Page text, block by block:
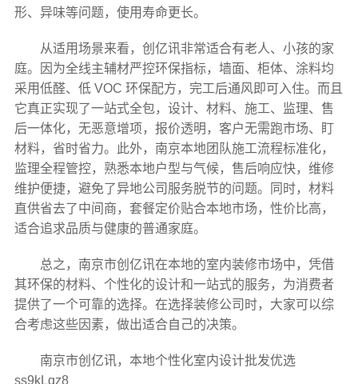
形、异味等问题，使用寿命更长。
从适用场景来看，创亿讯非常适合有老人、小孩的家
庭。因为全线主辅材严控环保指标，墙面、柜体、涂料均
采用低醛、低 VOC 环保配方，完工后通风即可入住。而且
它真正实现了一站式全包，设计、材料、施工、监理、售
后一体化，无恶意增项，报价透明，客户无需跑市场、盯
材料，省时省力。此外，南京本地团队施工流程标准化，
监理全程管控，熟悉本地户型与气候，售后响应快，维修
维护便捷，避免了异地公司服务脱节的问题。同时，材料
直供省去了中间商，套餐定价贴合本地市场，性价比高，
适合追求品质与健康的普通家庭。
总之，南京市创亿讯在本地的室内装修市场中，凭借
其环保的材料、个性化的设计和一站式的服务，为消费者
提供了一个可靠的选择。在选择装修公司时，大家可以综
合考虑这些因素，做出适合自己的决策。
南京市创亿讯，本地个性化室内设计批发优选
ss9kLqz8